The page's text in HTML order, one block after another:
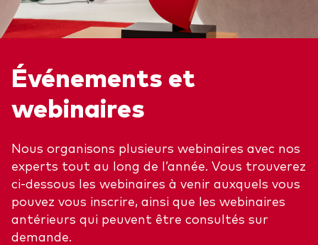
Événements et
webinaires
Nous organisons plusieurs webinaires avec nos
experts tout au long de l’année. Vous trouverez
ci-dessous les webinaires à venir auxquels vous
pouvez vous inscrire, ainsi que les webinaires
antérieurs qui peuvent être consultés sur
demande.